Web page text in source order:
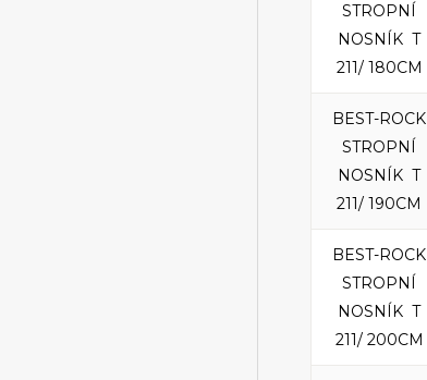
STROPNÍ
NOSNÍK T
211/ 180CM
BEST-ROCK
STROPNÍ
NOSNÍK T
211/ 190CM
BEST-ROCK
STROPNÍ
NOSNÍK T
211/ 200CM